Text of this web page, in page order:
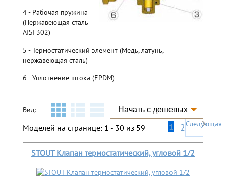
4 - Рабочая пружина
(Нержавеющая сталь
AISI 302)
5 - Термостатический элемент (Медь, латунь,
нержавеющая сталь)
6 - Уплотнение штока (EPDM)
Моделей на странице: 1 - 30 из 59
Вид:
1 2Следующая
STOUT Клапан термостатический, угловой 1/2